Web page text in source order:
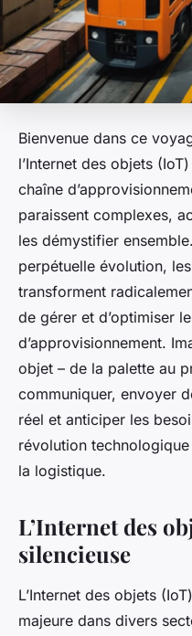
Bienvenue dans ce
l’Internet des objets
chaîne
paraissent complexes,
les démystifier
perpétuelle évolution,
transforment
de gérer et d’optimiser
d’approvisionnement.
objet – de la palette au
communiquer, envoyer
réel et anticiper les
révolution
la logistique.
L’Internet des
silencieuse
L’Internet des objets
majeure dans divers